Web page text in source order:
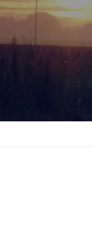
Skip
content